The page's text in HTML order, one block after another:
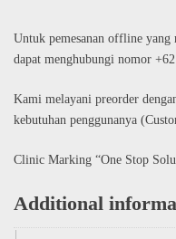
Untuk pemesanan offline
dapat menghubungi nomor
Kami melayani preorder
kebutuhan penggunanya
Clinic Marking “One Stop
Additional